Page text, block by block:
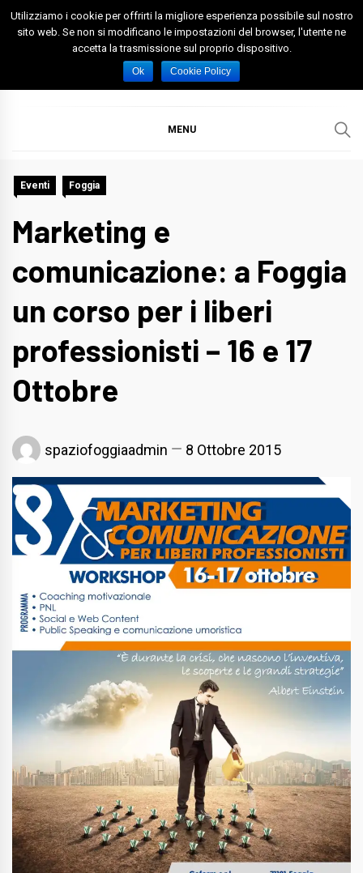
Skip
Spazio Foggia
Foggia News Calcio Eventi e Attività nella Capitanata
MENU
Eventi Foggia
Marketing e
comunicazione: a Foggia
un corso per i liberi
professionisti – 16 e 17
Ottobre
spaziofoggiaadmin 8 Ottobre 2015
Utilizziamo i cookie per offrirti la migliore esperienza possibile sul nostro
sito web. Se non si modificano le impostazioni del browser, l'utente ne
accetta la trasmissione sul proprio dispositivo.
Ok Cookie Policy